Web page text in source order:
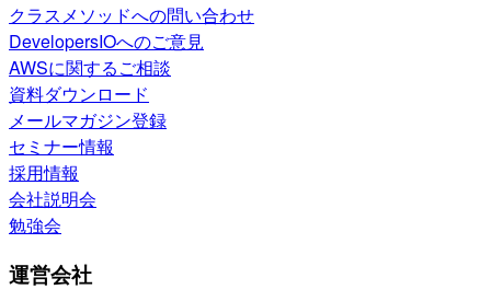
クラスメソッドへの問い合わせ
DevelopersIOへのご意見
AWSに関するご相談
資料ダウンロード
メールマガジン登録
セミナー情報
採用情報
会社説明会
勉強会
運営会社